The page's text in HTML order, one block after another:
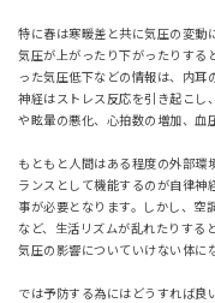
特に春は寒暖差と共に気圧の変動
気圧が上がったり下がったりする
った気圧低下などの情報は、内耳
神経はストレス反応を引き起こし
や眩暈の悪化、心拍数の増加、血
もともと人間はある程度の外部環
ランスとして機能するのが自律神
事が必要となります。しかし、空
など、生活リズムが乱れたりする
気圧の影響についていけない体に
では予防する為にはどうすれば良